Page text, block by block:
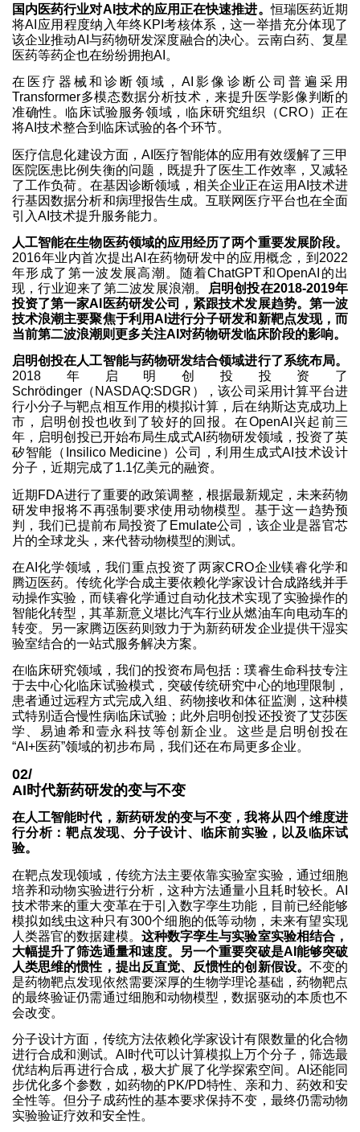
国内医药行业对AI技术的应用正在快速推进。恒瑞医药近期
将AI应用程度纳入年终KPI考核体系，这一举措充分体现了
该企业推动AI与药物研发深度融合的决心。云南白药、复星
医药等药企也在纷纷拥抱AI。
在医疗器械和诊断领域，AI影像诊断公司普遍采用
Transformer多模态数据分析技术，来提升医学影像判断的
准确性。临床试验服务领域，临床研究组织（CRO）正在
将AI技术整合到临床试验的各个环节。
医疗信息化建设方面，AI医疗智能体的应用有效缓解了三甲
医院医患比例失衡的问题，既提升了医生工作效率，又减轻
了工作负荷。在基因诊断领域，相关企业正在运用AI技术进
行基因数据分析和病理报告生成。互联网医疗平台也在全面
引入AI技术提升服务能力。
人工智能在生物医药领域的应用经历了两个重要发展阶段。
2016年业内首次提出AI在药物研发中的应用概念，到2022
年形成了第一波发展高潮。随着ChatGPT和OpenAI的出
现，行业迎来了第二波发展浪潮。
启明创投在2018-2019年
投资了第一家AI医药研发公司，紧跟技术发展趋势。第一波
技术浪潮主要聚焦于利用AI进行分子研发和新靶点发现，而
当前第二波浪潮则更多关注AI对药物研发临床阶段的影响。
启明创投在人工智能与药物研发结合领域进行了系统布局。
2018年启明创投投资了
Schrödinger（NASDAQ:SDGR），该公司采用计算平台进
行小分子与靶点相互作用的模拟计算，后在纳斯达克成功上
市，启明创投也收到了较好的回报。在OpenAI兴起前三
年，启明创投已开始布局生成式AI药物研发领域，投资了英
矽智能（Insilico Medicine）公司，利用生成式AI技术设计
分子，近期完成了1.1亿美元的融资。
近期FDA进行了重要的政策调整，根据最新规定，未来药物
研发申报将不再强制要求使用动物模型。基于这一趋势预
判，我们已提前布局投资了Emulate公司，该企业是器官芯
片的全球龙头，来代替动物模型的测试。
在AI化学领域，我们重点投资了两家CRO企业镁睿化学和
腾迈医药。传统化学合成主要依赖化学家设计合成路线并手
动操作实验，而镁睿化学通过自动化技术实现了实验操作的
智能化转型，其革新意义堪比汽车行业从燃油车向电动车的
转变。另一家腾迈医药则致力于为新药研发企业提供干湿实
验室结合的一站式服务解决方案。
在临床研究领域，我们的投资布局包括：璞睿生命科技专注
于去中心化临床试验模式，突破传统研究中心的地理限制，
患者通过远程方式完成入组、药物接收和体征监测，这种模
式特别适合慢性病临床试验；此外启明创投还投资了艾莎医
学、易迪希和壹永科技等创新企业。这些是启明创投在
“AI+医药”领域的初步布局，我们还在布局更多企业。
02/
AI时代新药研发的变与不变
在人工智能时代，新药研发的变与不变，我将从四个维度进
行分析：靶点发现、分子设计、临床前实验，以及临床试
验。
在靶点发现领域，传统方法主要依靠实验室实验，通过细胞
培养和动物实验进行分析，这种方法通量小且耗时较长。AI
技术带来的重大变革在于引入数字孪生功能，目前已经能够
模拟如线虫这种只有300个细胞的低等动物，未来有望实现
人类器官的数据建模。 这种数字孪生与实验室实验相结合，
大幅提升了筛选通量和速度。另一个重要突破是AI能够突破
人类思维的惯性，提出反直觉、反惯性的创新假设。 不变的
是药物靶点发现依然需要深厚的生物学理论基础，药物靶点
的最终验证仍需通过细胞和动物模型，数据驱动的本质也不
会改变。
分子设计方面，传统方法依赖化学家设计有限数量的化合物
进行合成和测试。AI时代可以计算模拟上万个分子，筛选最
优结构后再进行合成，极大扩展了化学探索空间。AI还能同
步优化多个参数，如药物的PK/PD特性、亲和力、药效和安
全性等。但分子成药性的基本要求保持不变，最终仍需动物
实验验证疗效和安全性。